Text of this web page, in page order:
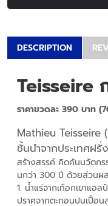
DESCRIPTION
Teisseire
ราคาขวดละ 390 บาท
Mathieu Teisseire
ชั้นนำจากประเทศฝรั่
สร้างสรรค์ คิดค้นนวัตกร
นกว่า 300 ปี ด้วยส่วน
1. น้ำแร่จากเทือกเขาแอ
ปราศจากตะกอนปนเปื้อ